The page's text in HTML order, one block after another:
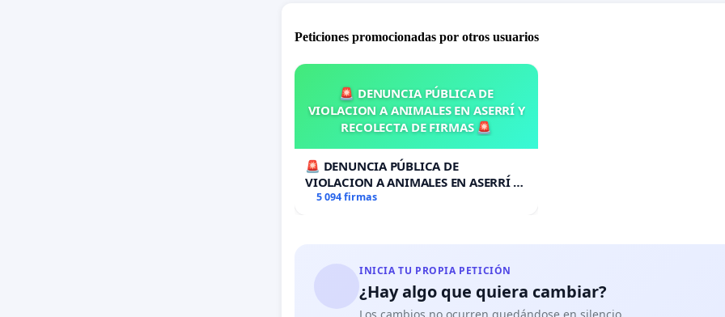
Peticiones promocionadas por otros usuarios
🚨 DENUNCIA PÚBLICA DE
VIOLACION A ANIMALES EN ASERRÍ Y
RECOLECTA DE FIRMAS 🚨
🚨 DENUNCIA PÚBLICA DE
VIOLACION A ANIMALES EN ASERRÍ Y
RECOLECTA DE FIRMAS 🚨
5 094 firmas
INICIA TU PROPIA PETICIÓN
¿Hay algo que quiera cambiar?